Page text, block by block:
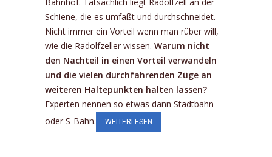
Schiene, die es umfaßt und durchschneidet.
Nicht immer ein Vorteil wenn man rüber will,
wie die Radolfzeller wissen. Warum nicht
den Nachteil in einen Vorteil verwandeln
und die vielen durchfahrenden Züge an
weiteren Haltepunkten halten lassen?
Experten nennen so etwas dann Stadtbahn
oder S-Bahn.
WEITERLESEN